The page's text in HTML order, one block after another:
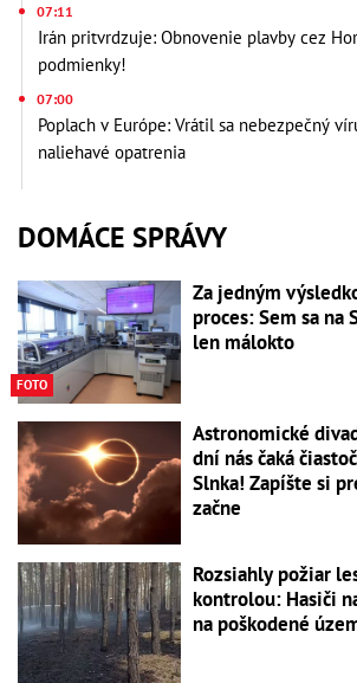
07:11
Irán pritvrdzuje: Obnovenie plavby cez
podmienky!
07:00
Poplach v Európe: Vrátil sa nebezpečný
naliehavé opatrenia
DOMÁCE SPRÁVY
FOTO
Za jedným
proces: Sem sa na
len málokto
Astronomické
dní nás čaká
Slnka! Zapíšte si
začne
Rozsiahly požiar
kontrolou: Hasiči
na poškodené